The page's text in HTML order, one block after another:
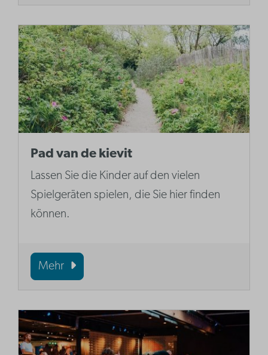
Pad van de kievit
Lassen Sie die Kinder auf den vielen
Spielgeräten spielen, die Sie hier finden
können.
Mehr